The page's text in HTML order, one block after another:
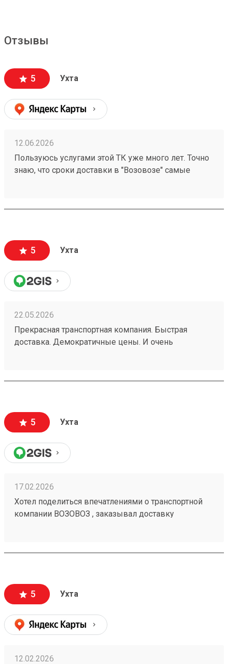
Отзывы
5 Ухта
12.06.2026
Пользуюсь услугами этой ТК уже много лет. Точно
знаю, что сроки доставки в "Возовозе" самые
доставки везде постоянно растет, именно в
5 Ухта
22.05.2026
Прекрасная транспортная компания. Быстрая
доставка. Демократичные цены. И очень
другую ТК. Заказ 260453219
5 Ухта
17.02.2026
Хотел поделиться впечатлениями о транспортной
компании ВОЗОВОЗ , заказывал доставку
других ТК. СПАСИБО!!! Заказ 250108748
5 Ухта
12.02.2026